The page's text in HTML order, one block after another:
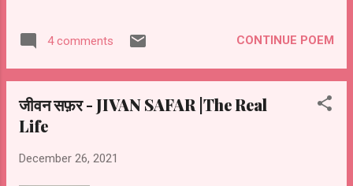
4 comments CONTINUE POEM
जीवन सफ़र - JIVAN SAFAR |The Real
Life
December 26, 2021